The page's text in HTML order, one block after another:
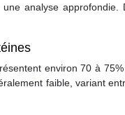
analyse
environ 70 à
faible, variant